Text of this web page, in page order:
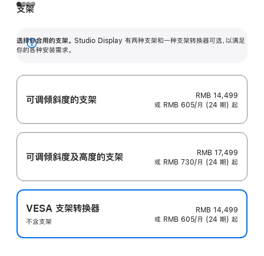
支架
选择你合用的支架。 Studio Display 有两种支架和一种支架转换器可选，以满足
你的各种安装需求。
展
可调倾斜度的支架
RMB 14,499
或 RMB 605/月 (24 期) 起
可调倾斜度及高‍度的支‍架
RMB 17,499
或 RMB 730/月 (24 期) 起
VESA 支架转换器
不含支架
RMB 14,499
或 RMB 605/月 (24 期) 起